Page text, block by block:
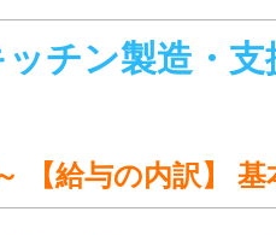
ーム制で相談しやす
ートできますよ！
の内訳】 基本給 175,700円